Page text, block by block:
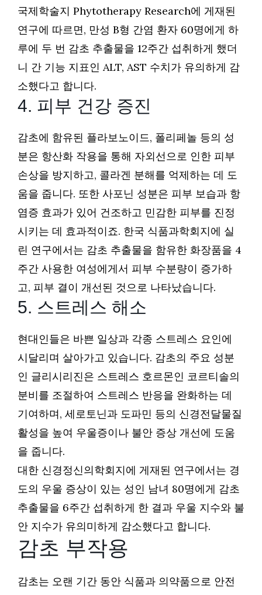
국제학술지 Phytotherapy Research에 게재된
연구에 따르면, 만성 B형 간염 환자 60명에게 하
루에 두 번 감초 추출물을 12주간 섭취하게 했더
니 간 기능 지표인 ALT, AST 수치가 유의하게 감
소했다고 합니다.
4. 피부 건강 증진
감초에 함유된 플라보노이드, 폴리페놀 등의 성
분은 항산화 작용을 통해 자외선으로 인한 피부
손상을 방지하고, 콜라겐 분해를 억제하는 데 도
움을 줍니다. 또한 사포닌 성분은 피부 보습과 항
염증 효과가 있어 건조하고 민감한 피부를 진정
시키는 데 효과적이죠. 한국 식품과학회지에 실
린 연구에서는 감초 추출물을 함유한 화장품을 4
주간 사용한 여성에게서 피부 수분량이 증가하
고, 피부 결이 개선된 것으로 나타났습니다.
5. 스트레스 해소
현대인들은 바쁜 일상과 각종 스트레스 요인에
시달리며 살아가고 있습니다. 감초의 주요 성분
인 글리시리진은 스트레스 호르몬인 코르티솔의
분비를 조절하여 스트레스 반응을 완화하는 데
기여하며, 세로토닌과 도파민 등의 신경전달물질
활성을 높여 우울증이나 불안 증상 개선에 도움
을 줍니다.
대한 신경정신의학회지에 게재된 연구에서는 경
도의 우울 증상이 있는 성인 남녀 80명에게 감초
추출물을 6주간 섭취하게 한 결과 우울 지수와 불
안 지수가 유의미하게 감소했다고 합니다.
감초 부작용
감초는 오랜 기간 동안 식품과 의약품으로 안전